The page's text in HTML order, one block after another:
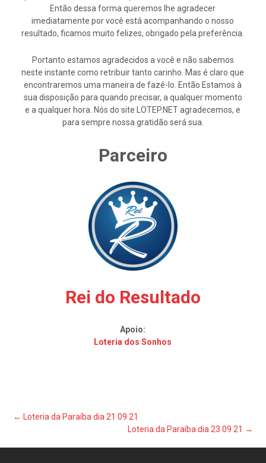
Então dessa forma queremos lhe agradecer
imediatamente por você está acompanhando o nosso
resultado, ficamos muito felizes, obrigado pela preferência.
Portanto estamos agradecidos a você e não sabemos
neste instante como retribuir tanto carinho. Mas é claro que
encontraremos uma maneira de fazê-lo. Então Estamos à
sua disposição para quando precisar, a qualquer momento
e a qualquer hora. Nós do site LOTEP.NET agradecemos, e
para sempre nossa gratidão será sua.
Parceiro
Rei do Resultado
Apoio:
Loteria dos Sonhos
Post
←
Loteria da Paraíba dia 21 09 21
Loteria da Paraíba dia 23 09 21 →